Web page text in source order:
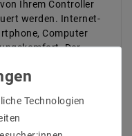
Ihrem Controller
werden. Internet-
Computer
Der
kompatibel sein.
sie auch von
Technologien